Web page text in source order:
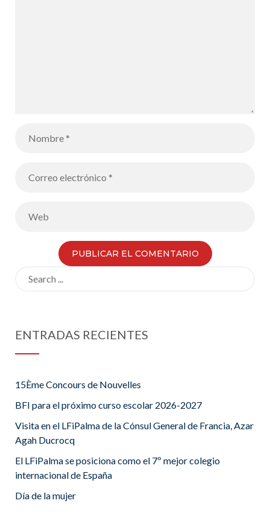
ENTRADAS RECIENTES
15Ème Concours de Nouvelles
BFI para el próximo curso escolar 2026-2027
Visita en el LFiPalma de la Cónsul General de Francia, Azar
Agah Ducrocq
El LFiPalma se posiciona como el 7º mejor colegio
internacional de España
Día de la mujer